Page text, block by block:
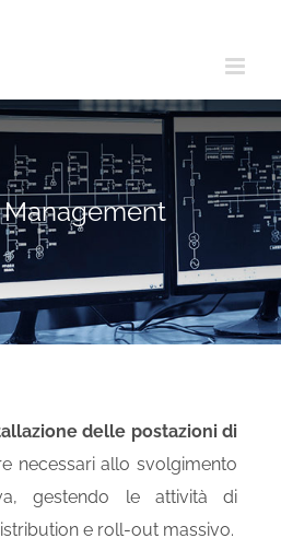
Management
delle postazioni di
necessari allo svolgimento
gestendo le attività di
e roll-out massivo.